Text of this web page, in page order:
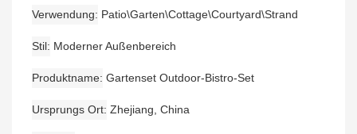
Verwendung Patio\Garten\Cottage\Courtyard\Strand
Stil Moderner Außenbereich
Produktname Gartenset Outdoor-Bistro-Set
Ursprungs Ort Zhejiang, China